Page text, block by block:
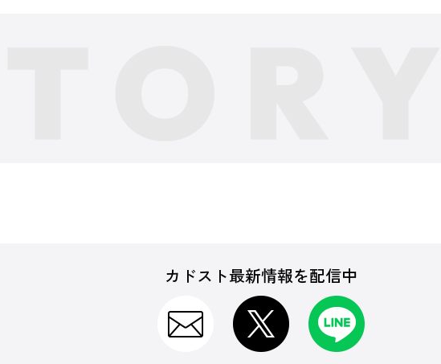
カドスト最新情報を配信中